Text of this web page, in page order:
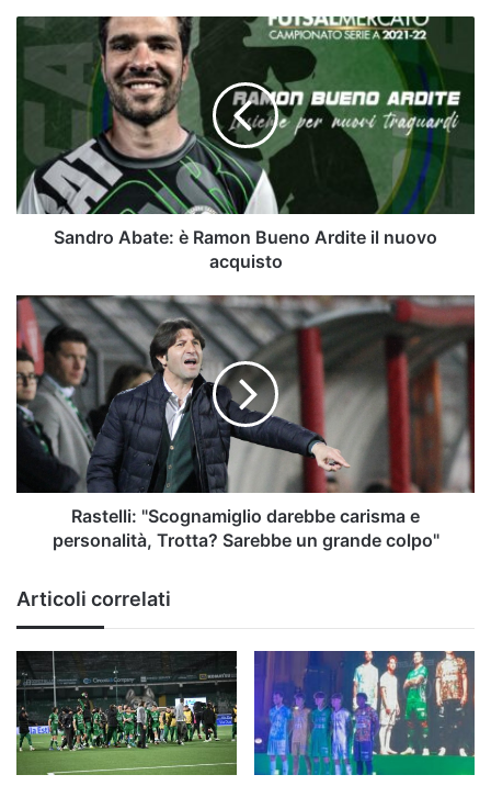
Sandro
Abate:
Ramon
nuovo
acquisto
Sandro Abate: è Ramon Bueno Ardite il nuovo
acquisto
Rastelli:
"Scognamiglio
darebbe
carisma
e
personalità,
Trotta?
Sarebbe
un
colpo"
Rastelli: "Scognamiglio darebbe carisma e
personalità, Trotta? Sarebbe un grande colpo"
Articoli correlati